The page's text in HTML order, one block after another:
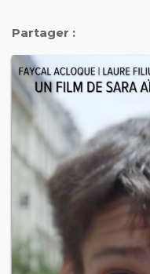
Partager :